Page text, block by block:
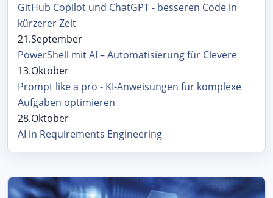
GitHub Copilot und ChatGPT - besseren Code in
kürzerer Zeit
21.September
PowerShell mit AI – Automatisierung für Clevere
13.Oktober
Prompt like a pro - KI-Anweisungen für komplexe
Aufgaben optimieren
28.Oktober
AI in Requirements Engineering